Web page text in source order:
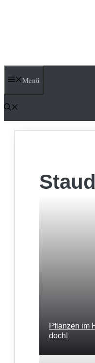
Menü
Pflanzen im
doch!